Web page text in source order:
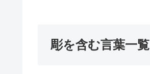
彫を含む言葉一覧